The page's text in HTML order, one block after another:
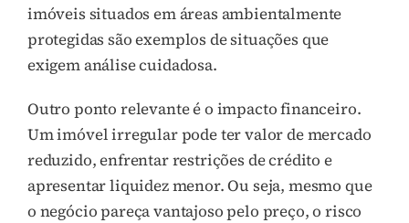
imóveis situados em áreas ambientalmente
protegidas são exemplos de situações que
exigem análise cuidadosa.
Outro ponto relevante é o impacto financeiro.
Um imóvel irregular pode ter valor de mercado
reduzido, enfrentar restrições de crédito e
apresentar liquidez menor. Ou seja, mesmo que
o negócio pareça vantajoso pelo preço, o risco